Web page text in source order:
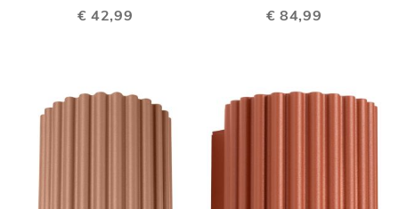
€ 42,99
€ 84,99